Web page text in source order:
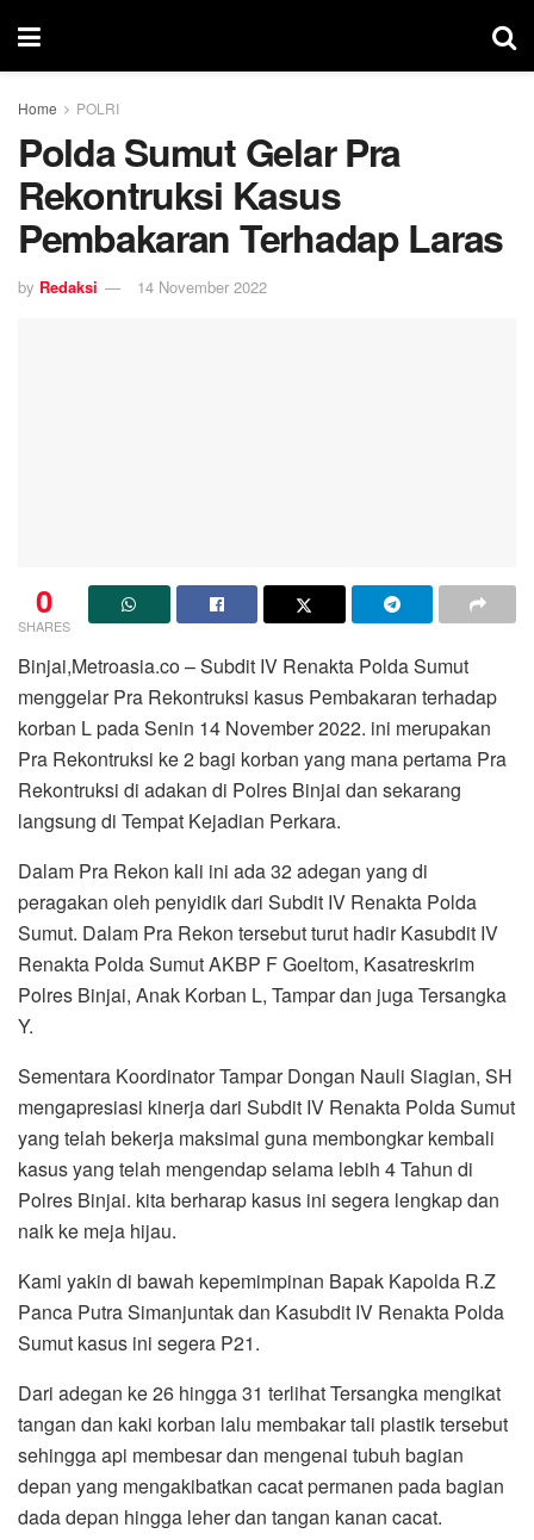
Home POLRI
Polda Sumut Gelar Pra
Rekontruksi Kasus
Pembakaran Terhadap Laras
by Redaksi 14 November 2022
0
SHARES
Binjai,Metroasia.co – Subdit IV Renakta Polda Sumut
menggelar Pra Rekontruksi kasus Pembakaran terhadap
korban L pada Senin 14 November 2022. ini merupakan
Pra Rekontruksi ke 2 bagi korban yang mana pertama Pra
Rekontruksi di adakan di Polres Binjai dan sekarang
langsung di Tempat Kejadian Perkara.
Dalam Pra Rekon kali ini ada 32 adegan yang di
peragakan oleh penyidik dari Subdit IV Renakta Polda
Sumut. Dalam Pra Rekon tersebut turut hadir Kasubdit IV
Renakta Polda Sumut AKBP F Goeltom, Kasatreskrim
Polres Binjai, Anak Korban L, Tampar dan juga Tersangka
Y.
Sementara Koordinator Tampar Dongan Nauli Siagian, SH
mengapresiasi kinerja dari Subdit IV Renakta Polda Sumut
yang telah bekerja maksimal guna membongkar kembali
kasus yang telah mengendap selama lebih 4 Tahun di
Polres Binjai. kita berharap kasus ini segera lengkap dan
naik ke meja hijau.
Kami yakin di bawah kepemimpinan Bapak Kapolda R.Z
Panca Putra Simanjuntak dan Kasubdit IV Renakta Polda
Sumut kasus ini segera P21.
Dari adegan ke 26 hingga 31 terlihat Tersangka mengikat
tangan dan kaki korban lalu membakar tali plastik tersebut
sehingga api membesar dan mengenai tubuh bagian
depan yang mengakibatkan cacat permanen pada bagian
dada depan hingga leher dan tangan kanan cacat.